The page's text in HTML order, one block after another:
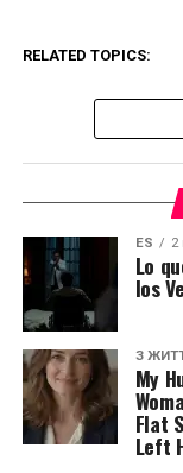
RELATED TOPICS:
ES 2
Lo
los
З
My
Flat
Left